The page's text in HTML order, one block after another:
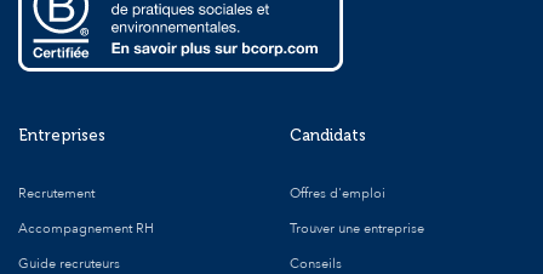
Entreprises
Recrutement
Accompagnement RH
Guide recruteurs
Candidats
Offres d'emploi
Trouver une entreprise
Conseils